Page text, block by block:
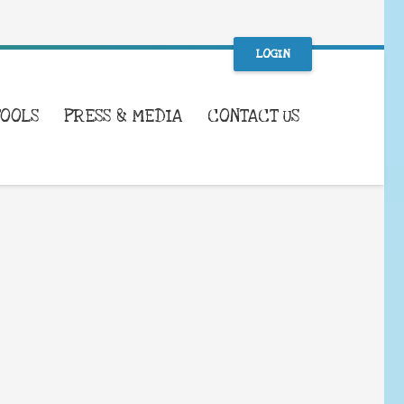
LOGIN
PRESS & MEDIA CONTACT US